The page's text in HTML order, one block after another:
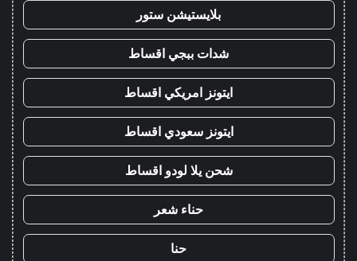
بلايستيشن ستور
شدات ببجي اقساط
ايتونز امريكي اقساط
ايتونز سعودي اقساط
شحن يلا لودو اقساط
حناء شعر
حنا